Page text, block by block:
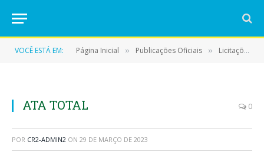
VOCÊ ESTÁ EM: Página Inicial » Publicações Oficiais » Licitações
ATA TOTAL 0
POR CR2-ADMIN2 ON 29 DE MARÇO DE 2023